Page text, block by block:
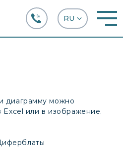
диаграмму можно
Excel или в изображение.